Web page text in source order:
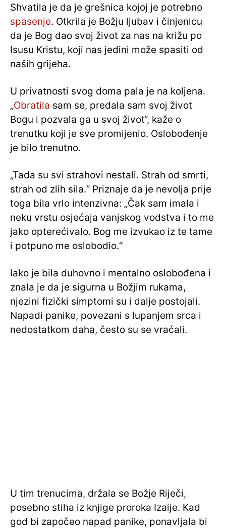
Shvatila je da je grešnica kojoj je potrebno
spasenje. Otkrila je Božju ljubav i činjenicu
da je Bog dao svoj život za nas na križu po
Isusu Kristu, koji nas jedini može spasiti od
naših grijeha.
U privatnosti svog doma pala je na koljena.
„Obratila sam se, predala sam svoj život
Bogu i pozvala ga u svoj život“, kaže o
trenutku koji je sve promijenio. Oslobođenje
je bilo trenutno.
„Tada su svi strahovi nestali. Strah od smrti,
strah od zlih sila.“ Priznaje da je nevolja prije
toga bila vrlo intenzivna: „Čak sam imala i
neku vrstu osjećaja vanjskog vodstva i to me
jako opterećivalo. Bog me izvukao iz te tame
i potpuno me oslobodio.“
Iako je bila duhovno i mentalno oslobođena i
znala je da je sigurna u Božjim rukama,
njezini fizički simptomi su i dalje postojali.
Napadi panike, povezani s lupanjem srca i
nedostatkom daha, često su se vraćali.
U tim trenucima, držala se Božje Riječi,
posebno stiha iz knjige proroka Izaije. Kad
god bi započeo napad panike, ponavljala bi